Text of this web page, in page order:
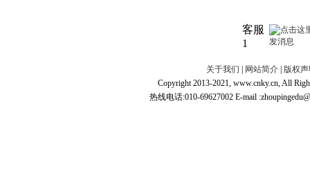
客服
1
关于我们 | 网站简介 | 版权
Copyright 2013-2021, www.cnky.cn, All
热线电话:010-69627002 E-mail